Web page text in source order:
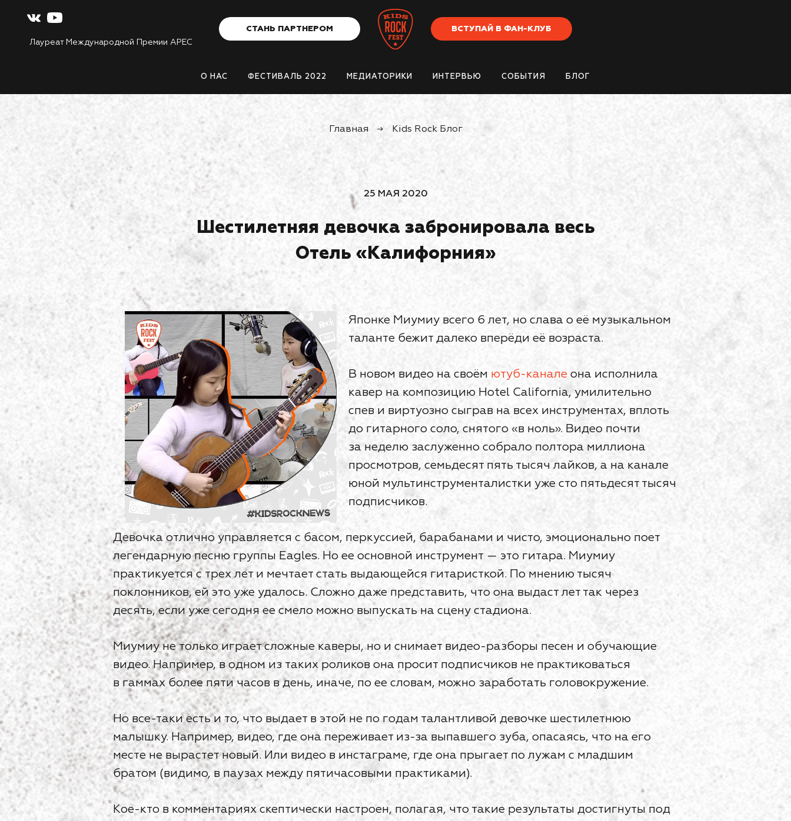
СТАНЬ ПАРТНЕРОМ
ВСТУПАЙ В ФАН-КЛУБ
Лауреат Международной Премии APEC
О НАС ФЕСТИВАЛЬ 2022 МЕДИАТОРИКИ ИНТЕРВЬЮ СОБЫТИЯ БЛОГ
Главная → Kids Rock Блог
25 МАЯ 2020
Шестилетняя девочка забронировала весь
Отель «Калифорния»
Японке Миумиу всего 6 лет, но слава о её музыкальном
таланте бежит далеко вперёди её возраста.
В новом видео на своём ютуб-канале она исполнила
кавер на композицию Hotel Сalifornia, умилительно
спев и виртуозно сыграв на всех инструментах, вплоть
до гитарного соло, снятого «в ноль». Видео почти
за неделю заслуженно собрало полтора миллиона
просмотров, семьдесят пять тысяч лайков, а на канале
юной мультинструменталистки уже сто пятьдесят тысяч
подписчиков.
Девочка отлично управляется с басом, перкуссией, барабанами и чисто, эмоционально поет
легендарную песню группы Eagles. Но ее основной инструмент — это гитара. Миумиу
практикуется с трех лет и мечтает стать выдающейся гитаристкой. По мнению тысяч
поклонников, ей это уже удалось. Сложно даже представить, что она выдаст лет так через
десять, если уже сегодня ее смело можно выпускать на сцену стадиона.
Миумиу не только играет сложные каверы, но и снимает видео-разборы песен и обучающие
видео. Например, в одном из таких роликов она просит подписчиков не практиковаться
в гаммах более пяти часов в день, иначе, по ее словам, можно заработать головокружение.
Но все-таки есть и то, что выдает в этой не по годам талантливой девочке шестилетнюю
малышку. Например, видео, где она переживает из-за выпавшего зуба, опасаясь, что на его
месте не вырастет новый. Или видео в инстаграме, где она прыгает по лужам с младшим
братом (видимо, в паузах между пятичасовыми практиками).
Кое-кто в комментариях скептически настроен, полагая, что такие результаты достигнуты под